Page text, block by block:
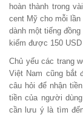
hoàn thành trong
cent Mỹ cho mỗi
dành một tiếng
kiếm được 150 USD
Chủ yếu các trang
Việt Nam cũng bắt
câu hỏi để nhận
tiền của người
cần lưu ý là tìm